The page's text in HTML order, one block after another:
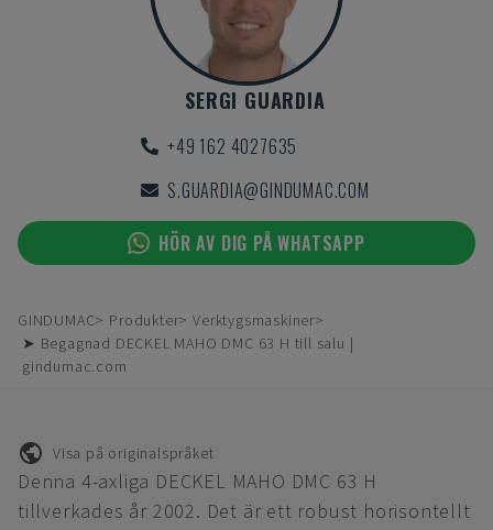
SERGI GUARDIA
+49 162 4027635
S.GUARDIA@GINDUMAC.COM
HÖR AV DIG PÅ WHATSAPP
GINDUMAC Produkter
Verktygsmaskiner
➤ Begagnad DECKEL MAHO DMC 63 H till salu |
gindumac.com
Visa på originalspråket
Denna 4-axliga DECKEL MAHO DMC 63 H
tillverkades år 2002. Det är ett robust horisontellt